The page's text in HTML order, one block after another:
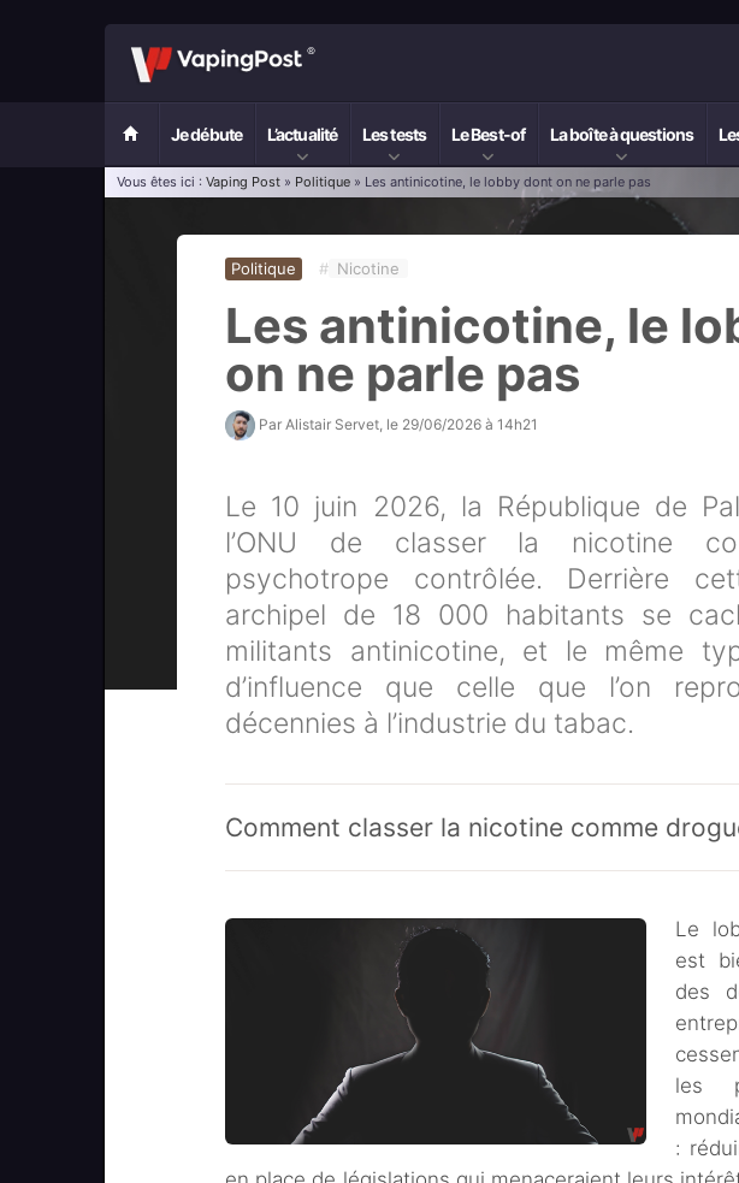
Je débute L’actualité Les tests Le Best-of La boîte à questions
Vous êtes ici : Vaping Post » Politique » Les antinicotine, le lobby dont on ne parle pas
Politique # Nicotine
Les antinicotine, le
on ne parle pas
Par Alistair Servet , le 29/06/2026 à 14h21
Le 10 juin 2026, la République de
l’ONU de classer la nicotine
psychotrope contrôlée. Derrière
archipel de 18 000 habitants se
militants antinicotine, et le même
d’influence que celle que l’on
décennies à l’industrie du tabac.
Comment classer la nicotine comme
Le
est
des
les
: